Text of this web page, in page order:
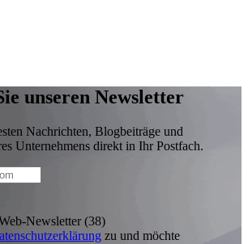
unseren Newsletter
Nachrichten, Blogbeiträge und
Unternehmens direkt in Ihr Postfach.
Newsletter (38)
zu und möchte